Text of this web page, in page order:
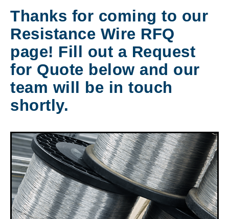
Thanks for coming to our
Resistance Wire RFQ
page! Fill out a Request
for Quote below and our
team will be in touch
shortly.